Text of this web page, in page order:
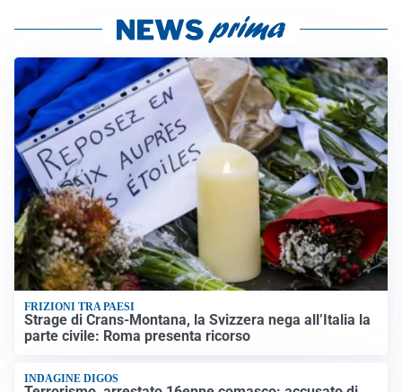
FRIZIONI TRA PAESI
Strage di Crans-Montana, la Svizzera nega all’Italia la
parte civile: Roma presenta ricorso
INDAGINE DIGOS